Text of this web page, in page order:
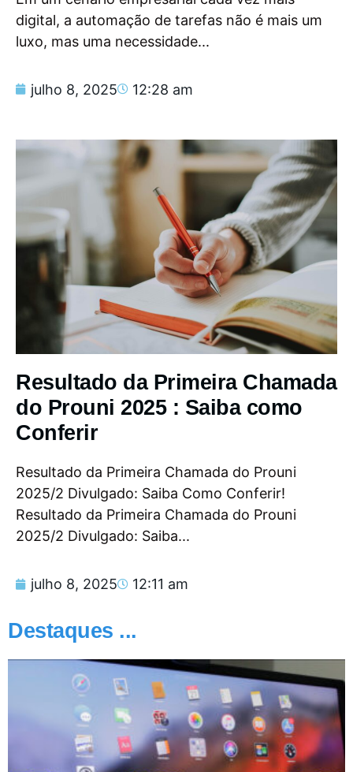
digital, a automação de tarefas não é mais um
luxo, mas uma necessidade...
julho 8, 2025 12:28 am
Resultado da Primeira Chamada
do Prouni 2025 : Saiba como
Conferir
Resultado da Primeira Chamada do Prouni
2025/2 Divulgado: Saiba Como Conferir!
Resultado da Primeira Chamada do Prouni
2025/2 Divulgado: Saiba...
julho 8, 2025 12:11 am
Destaques ...